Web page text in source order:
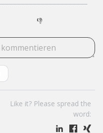
👎
Like it? Please spread the
word: